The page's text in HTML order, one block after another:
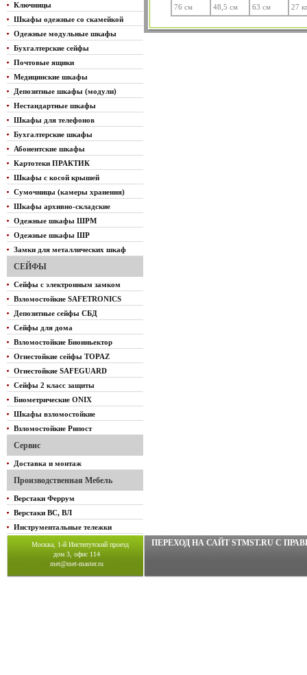
Ключницы
Шкафы одежные со скамейкой
Одежные модульные шкафы
Бухгалтерские сейфы
Почтовые ящики
Медицинские шкафы
Депозитные шкафы (модули)
Нестандартные шкафы
Шкафы для телефонов
Бухгалтерские шкафы
Абонентские шкафы
Картотеки ПРАКТИК
Шкафы с косой крышей
Сумочницы (камеры хранения)
Шкафы архивно-складские
Одежные шкафы ШРМ
Одежные шкафы ШР
Замки для металлических шкаф
СЕЙФЫ
Сейфы с электронным замком
Взломостойкие SAFETRONICS
Депозитные сейфы СБД
Сейфы для дома
Взломостойкие Биоиньектор
Огнестойкие сейфы TOPAZ
Огнестойкие SAFEGUARD
Сейфы 2 класс защиты
Биометрические ONIX
Шкафы взломостойкие
Взломостойкие Рипост
Сервис
Доставка и монтаж
Производственная Мебель
Верстаки Феррум
Верстаки ВС, ВЛ
Инструментальные тележки
76 см 48,5 см 63 см 27
Москва, 1-й Институтский проезд
дом 3, офис 114
met@met-master.ru
ПЕРЕХОД НА САЙТ STMST.RU C